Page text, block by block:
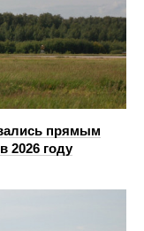
прямым
2026 году